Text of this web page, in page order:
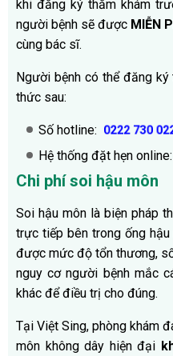
khi đăng ký thăm khám
người bệnh sẽ được MIỄN
cùng bác sĩ.
Người bệnh có thể đăng
thức sau:
Số hotline: 0222 730
Hệ thống đặt hẹn online:
Chi phí soi hậu môn
Soi hậu môn là biện pháp
trực tiếp bên trong ống
được mức độ tổn thương,
nguy cơ người bệnh mắc
khác để điều trị cho đúng.
Tại Việt Sing, phòng khám
môn không dây hiện đại